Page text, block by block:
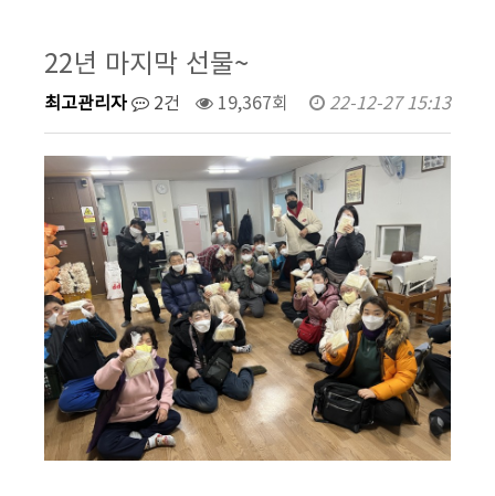
22년 마지막 선물~
최고관리자 2건 19,367회 22-12-27 15:13